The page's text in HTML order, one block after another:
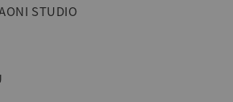
七龍珠 系列蒐藏雕像 悟空 鳥山
工作室]
STUDIO